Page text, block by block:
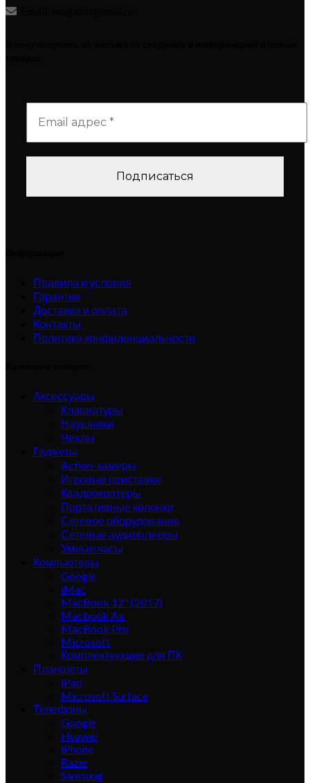
Правила и условия
Гарантии
Доставка и оплата
Контакты
Политика конфиденциальности
Аксессуары
Клавиатуры
Наушники
Чехлы
Гаджеты
Action-камеры
Игровые приставки
Квадрокоптеры
Портативные колонки
Сетевое оборудование
Сетевые аудиоплееры
Умные часы
Компьютеры
Google
iMac
MacBook 12" (2017)
Macbook Air
MacBook Pro
Microsoft
Комплектующие для ПК
Планшеты
iPad
Microsoft Surface
Телефоны
Google
Huawei
iPhone
Razer
Samsung